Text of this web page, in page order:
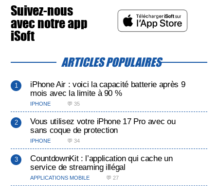
Suivez-nous
avec notre app
iSoft
ARTICLES POPULAIRES
iPhone Air : voici la capacité batterie après 9
mois avec la limite à 90 %
IPHONE 💬 35
Vous utilisez votre iPhone 17 Pro avec ou
sans coque de protection
IPHONE 💬 34
CountdownKit : l’application qui cache un
service de streaming illégal
APPLICATIONS MOBILE 💬 27